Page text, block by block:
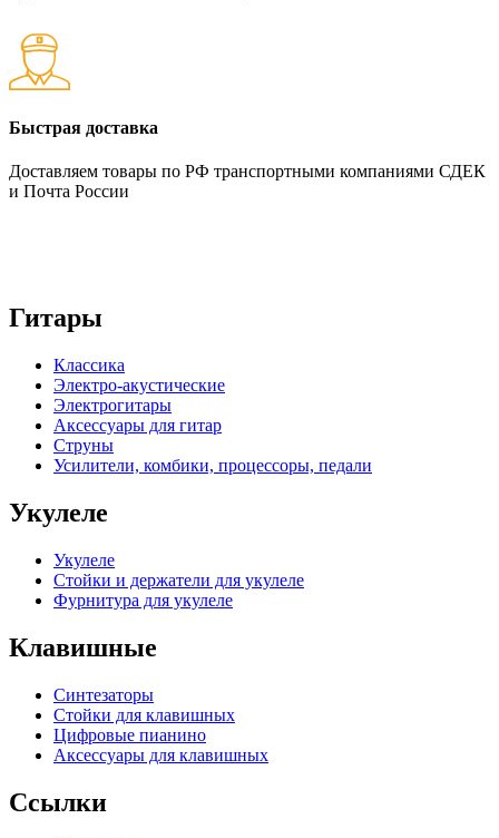
Быстрая доставка
Доставляем товары по РФ транспортными компаниями СДЕК
и Почта России
Гитары
Классика
Электро-акустические
Электрогитары
Аксессуары для гитар
Струны
Усилители, комбики, процессоры, педали
Укулеле
Укулеле
Стойки и держатели для укулеле
Фурнитура для укулеле
Клавишные
Синтезаторы
Стойки для клавишных
Цифровые пианино
Аксессуары для клавишных
Ссылки